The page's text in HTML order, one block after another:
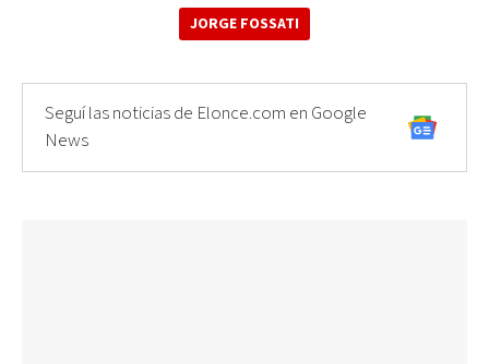
JORGE FOSSATI
Seguí las noticias de Elonce.com en Google
News